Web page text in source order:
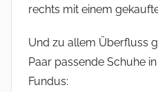
rechts mit einem
Und zu allem Überfluss
Paar passende Schuhe
Fundus: